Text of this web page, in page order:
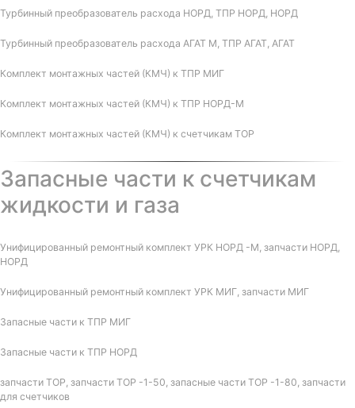
Турбинный преобразователь расхода НОРД, ТПР НОРД, НОРД
Турбинный преобразователь расхода АГАТ М, ТПР АГАТ, АГАТ
Комплект монтажных частей (КМЧ) к ТПР МИГ
Комплект монтажных частей (КМЧ) к ТПР НОРД-М
Комплект монтажных частей (КМЧ) к счетчикам ТОР
Запасные части к счетчикам
жидкости и газа
Унифицированный ремонтный комплект УРК НОРД -М, запчасти НОРД,
НОРД
Унифицированный ремонтный комплект УРК МИГ, запчасти МИГ
Запасные части к ТПР МИГ
Запасные части к ТПР НОРД
запчасти ТОР, запчасти ТОР -1-50, запасные части ТОР -1-80, запчасти
для счетчиков